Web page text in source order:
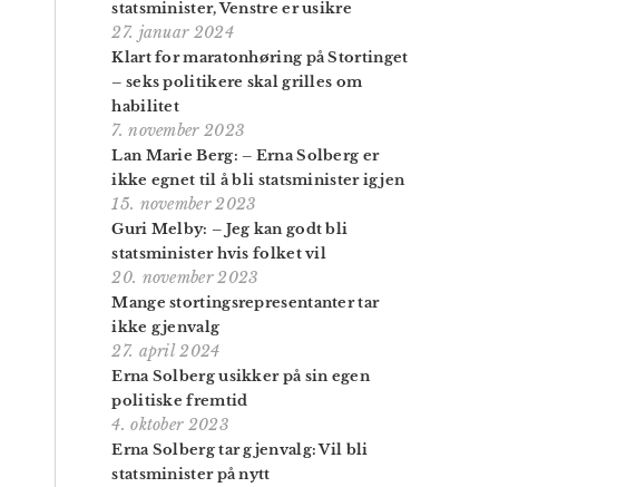
statsminister, Venstre er usikre
27. januar 2024
Klart for maratonhøring på Stortinget
– seks politikere skal grilles om
habilitet
7. november 2023
Lan Marie Berg: – Erna Solberg er
ikke egnet til å bli statsminister igjen
15. november 2023
Guri Melby: – Jeg kan godt bli
statsminister hvis folket vil
20. november 2023
Mange stortings­representanter tar
ikke gjenvalg
27. april 2024
Erna Solberg usikker på sin egen
politiske fremtid
4. oktober 2023
Erna Solberg tar gjenvalg: Vil bli
statsminister på nytt